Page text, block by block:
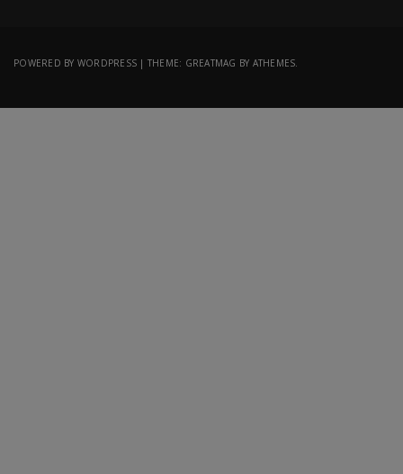
POWERED BY WORDPRESS | THEME: GREATMAG BY ATHEMES.